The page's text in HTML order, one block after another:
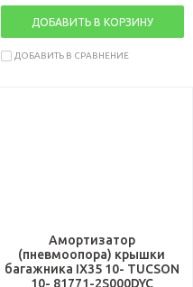
ДОБАВИТЬ В КОРЗИНУ
ДОБАВИТЬ В СРАВНЕНИЕ
Амортизатор
(пневмоопора) крышки
багажника IX35 10- TUCSON
10- 81771-2S000DYC